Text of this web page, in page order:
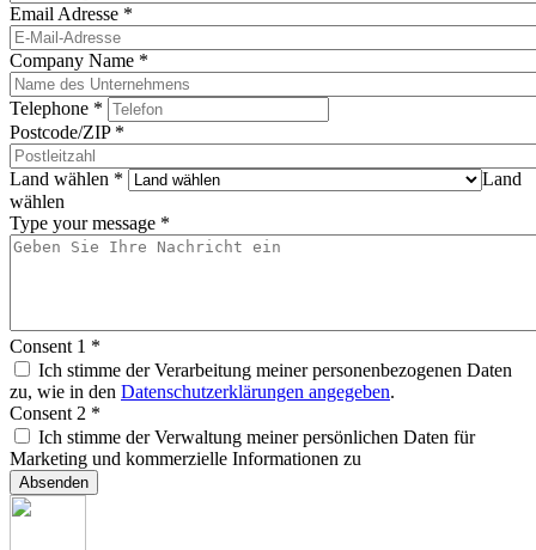
Email Adresse *
Company Name *
Telephone *
Postcode/ZIP *
Land wählen *
Land
wählen
Type your message *
Consent 1 *
Ich stimme der Verarbeitung meiner personenbezogenen Daten
zu, wie in den Datenschutzerklärungen angegeben.
Consent 2 *
Ich stimme der Verwaltung meiner persönlichen Daten für
Marketing und kommerzielle Informationen zu